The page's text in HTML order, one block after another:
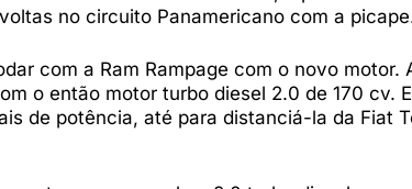
no circuito Panamericano com a
com a Ram Rampage com o novo motor.
o então motor turbo diesel 2.0 de 170 cv.
de potência, até para distanciá-la da Fiat